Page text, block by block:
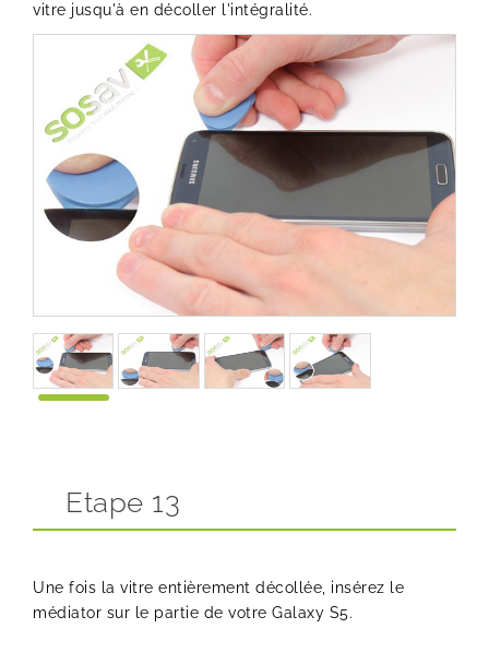
vitre jusqu'à en décoller l'intégralité.
Etape 13
Une fois la vitre entièrement décollée, insérez le
médiator sur le partie de votre Galaxy S5.